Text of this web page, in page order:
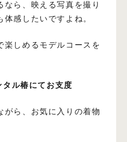
なら、映える写真を撮り
感したいですよね。
楽しめるモデルコースを
ル椿にてお支度
がら、お気に入りの着物